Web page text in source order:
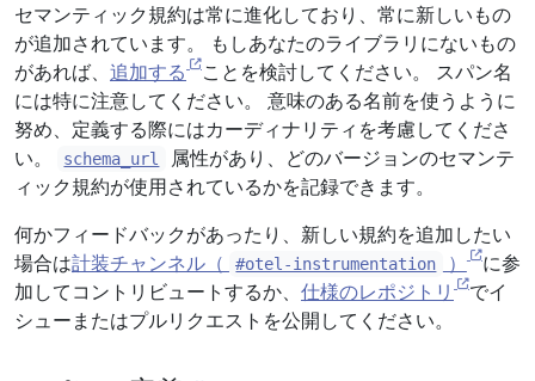
セマンティック規約は常に進化しており、常に新しいもの
が追加されています。 もしあなたのライブラリにないもの
があれば、 追加する
ことを検討してください。 スパン名
には特に注意してください。 意味のある名前を使うように
努め、定義する際にはカーディナリティを考慮してくださ
い。
schema_url
属性があり、どのバージョンのセマンテ
ィック規約が使用されているかを記録できます。
何かフィードバックがあったり、新しい規約を追加したい
場合は計装チャンネル（ #otel-instrumentation ）
に参
加してコントリビュートするか、 仕様のレポジトリ
でイ
シューまたはプルリクエストを公開してください。